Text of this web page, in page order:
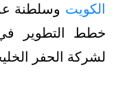
الكويت وسلطنة
خطط التطوير
لشركة الحفر